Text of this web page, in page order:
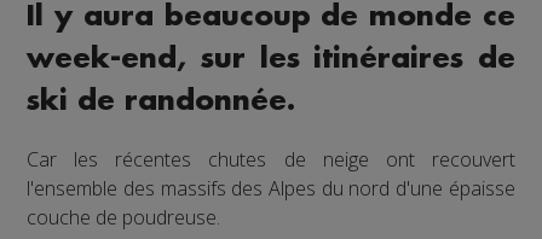
Il y aura beaucoup de monde ce
week-end, sur les itinéraires de
ski de randonnée.
Car les récentes chutes de neige ont recouvert
l'ensemble des massifs des Alpes du nord d'une épaisse
couche de poudreuse.